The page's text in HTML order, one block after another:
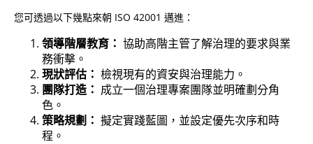
您可透過以下幾點來朝 ISO 42001 邁進：
領導階層教育： 協助高階主管了解治理的要求與業
務衝擊。
現狀評估： 檢視現有的資安與治理能力。
團隊打造： 成立一個治理專案團隊並明確劃分角
色。
策略規劃： 擬定實踐藍圖，並設定優先次序和時
程。